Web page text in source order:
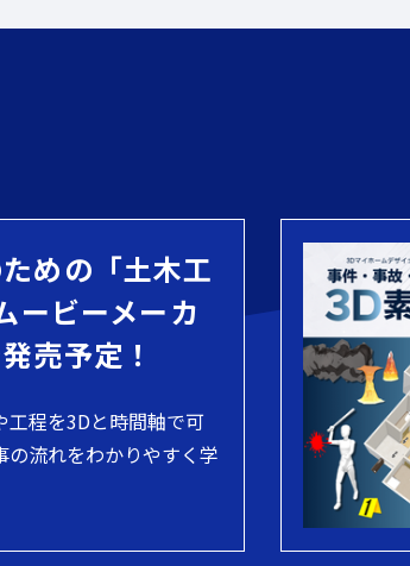
めの「土木工
ービーメーカ
売予定！
工程を3Dと時間軸で可
の流れをわかりやすく学